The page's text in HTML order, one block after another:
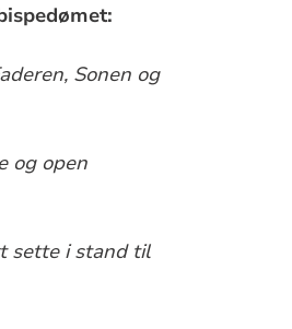
Sonen og
og open
sette i stand til